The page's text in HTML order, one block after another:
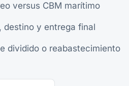
versus CBM marítimo
destino y entrega final
dividido o reabastecimiento